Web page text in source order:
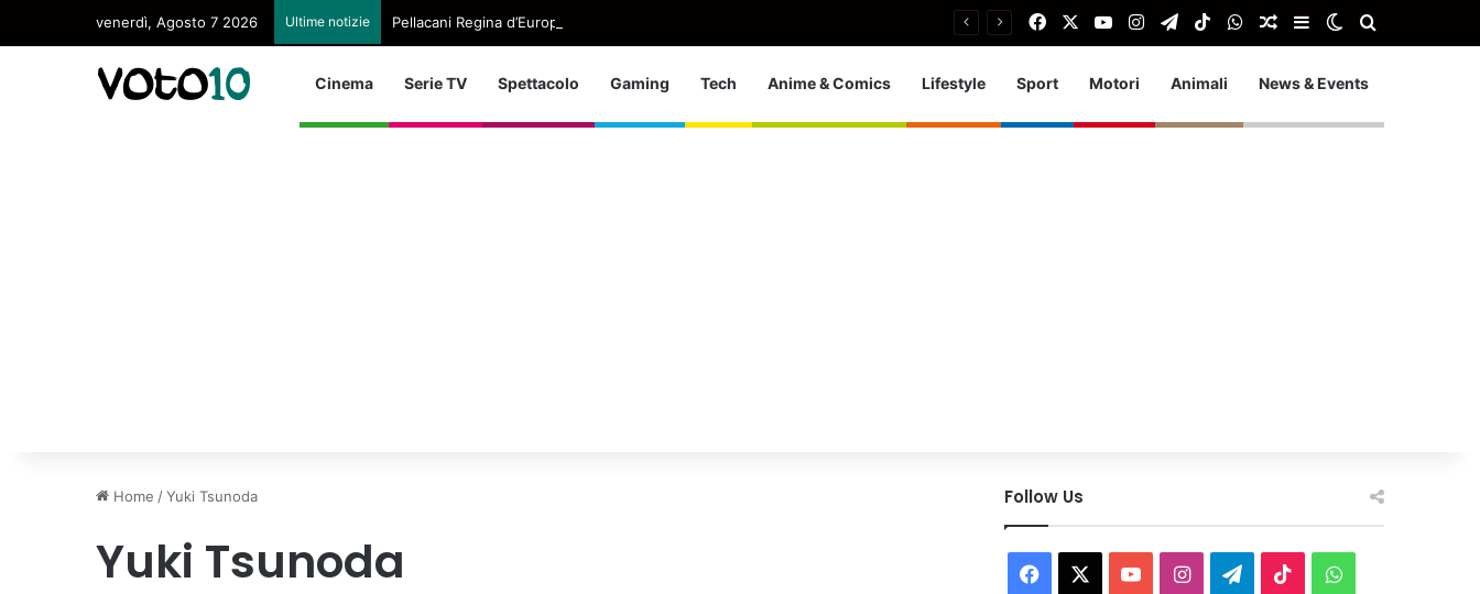
venerdì, Agosto 7 2026 Ultime notizie Pellacani Regina d’Europa dei tuffi: a Parigi 5 ori per l’azzurra FacebookYou TubeInstagram
TelegramTikTokWhatsApp
Articolo Random
Barra laterale
Cambia aspetto
Cinema Serie TV Spettacolo Gaming Tech Anime & Comics Lifestyle Sport Motori Animali News & Events
Home /Yuki Tsunoda
Yuki Tsunoda
Follow Us
Facebook You InstagramTelegram
TikTokWhatsApp